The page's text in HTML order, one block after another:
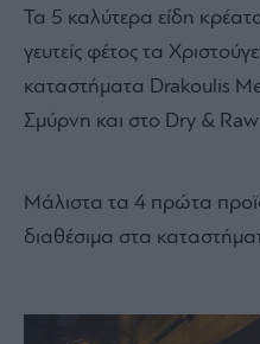
Τα 5 καλύτερα είδη
γευτείς φέτος τα
καταστήματα Drakoulis
Σμύρνη και στο Dry &
Μάλιστα τα 4 πρώτα
διαθέσιμα στα